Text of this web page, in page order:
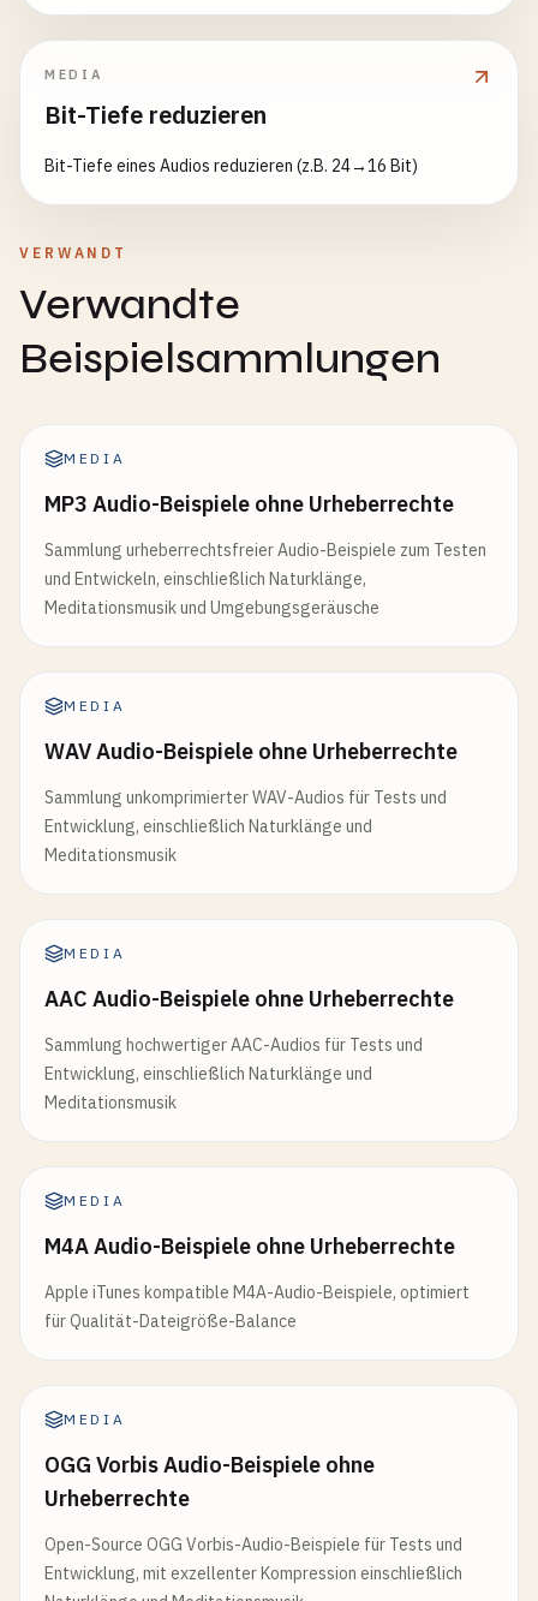
MEDIA
Bit-Tiefe reduzieren
Bit-Tiefe eines Audios reduzieren (z.B. 24→16 Bit)
VERWANDT
Verwandte
Beispielsammlungen
MEDIA
MP3 Audio-Beispiele ohne Urheberrechte
Sammlung urheberrechtsfreier Audio-Beispiele zum Testen
und Entwickeln, einschließlich Naturklänge,
Meditationsmusik und Umgebungsgeräusche
MEDIA
WAV Audio-Beispiele ohne Urheberrechte
Sammlung unkomprimierter WAV-Audios für Tests und
Entwicklung, einschließlich Naturklänge und
Meditationsmusik
MEDIA
AAC Audio-Beispiele ohne Urheberrechte
Sammlung hochwertiger AAC-Audios für Tests und
Entwicklung, einschließlich Naturklänge und
Meditationsmusik
MEDIA
M4A Audio-Beispiele ohne Urheberrechte
Apple iTunes kompatible M4A-Audio-Beispiele, optimiert
für Qualität-Dateigröße-Balance
MEDIA
OGG Vorbis Audio-Beispiele ohne
Urheberrechte
Open-Source OGG Vorbis-Audio-Beispiele für Tests und
Entwicklung, mit exzellenter Kompression einschließlich